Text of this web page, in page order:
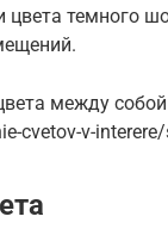
цвета темного
между собой
cvetov-v-